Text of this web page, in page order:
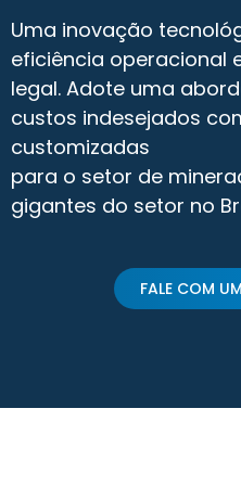
Uma inovação
eficiência operacional
legal. Adote uma
custos indesejados
customizadas
para o setor de
gigantes do setor no
FALE COM